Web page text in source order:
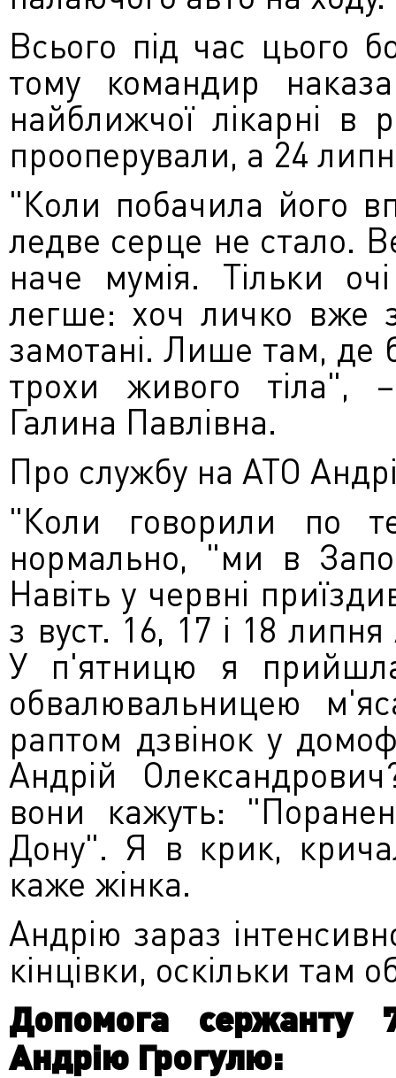
Всього під час цього
тому командир
найближчої лікарні в
прооперували, а 24
"Коли побачила його
ледве серце не стало.
наче мумія. Тільки
легше: хоч личко
замотані. Лише там, де
трохи живого тіла",
Галина Павлівна.
Про службу на АТО
"Коли говорили по
нормально, "ми в
Навіть у червні
з вуст. 16, 17 і 18
У п'ятницю я
обвалювальницею
раптом дзвінок у
Андрій
вони кажуть:
Дону". Я в крик,
каже жінка.
Андрію зараз
кінцівки, оскільки там
Допомога сержанту
Андрію Грогулю: